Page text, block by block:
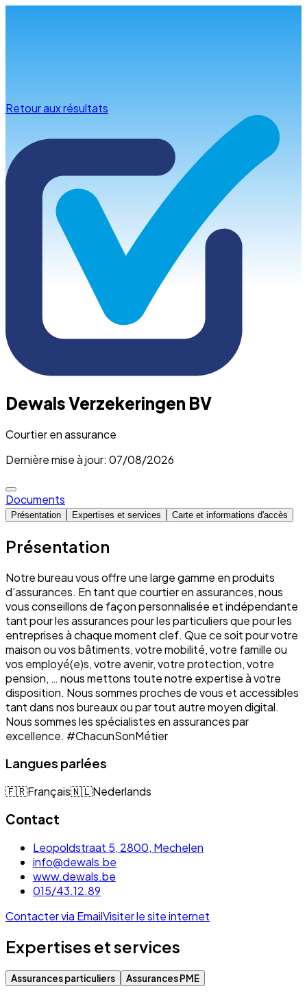
Retour aux résultats
Dewals Verzekeringen BV
Courtier en assurance
Dernière mise à jour: 07/08/2026
Documents
Présentation Expertises et services Carte et informations d'accès
Présentation
Notre bureau vous offre une large gamme en produits
d’assurances. En tant que courtier en assurances, nous
vous conseillons de façon personnalisée et indépendante
tant pour les assurances pour les particuliers que pour les
entreprises à chaque moment clef. Que ce soit pour votre
maison ou vos bâtiments, votre mobilité, votre famille ou
vos employé(e)s, votre avenir, votre protection, votre
pension, … nous mettons toute notre expertise à votre
disposition. Nous sommes proches de vous et accessibles
tant dans nos bureaux ou par tout autre moyen digital.
Nous sommes les spécialistes en assurances par
excellence. #ChacunSonMétier
Langues parlées
🇫🇷Français🇳🇱Nederlands
Contact
Leopoldstraat 5, 2800, Mechelen
info@dewals.be
www.dewals.be
015/43.12.89
Contacter via EmailVisiter le site internet
Expertises et services
Assurances particuliers Assurances PME